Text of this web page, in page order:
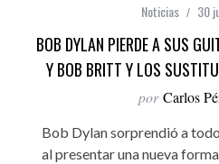
Noticias 30
BOB DYLAN PIERDE A SUS
Y BOB BRITT Y LOS
por Carlos
Bob Dylan sorprendió a
al presentar una nueva